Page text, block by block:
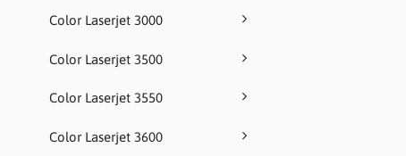
Color Laserjet 3000
Color Laserjet 3500
Color Laserjet 3550
Color Laserjet 3600